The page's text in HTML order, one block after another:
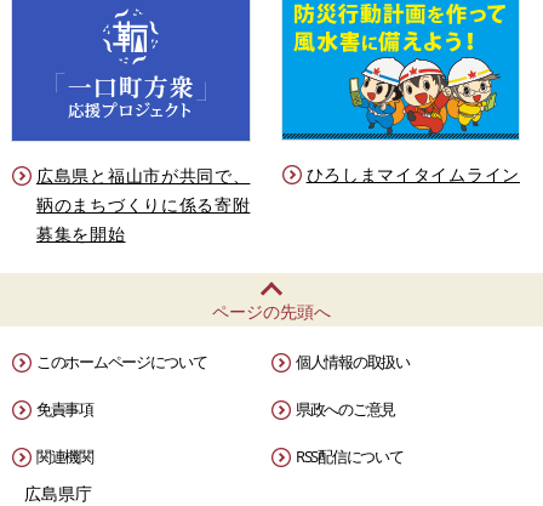
広島県と福山市が共同で、
鞆のまちづくりに係る寄附
募集を開始
ひろしまマイタイムライン
ページの先頭へ
このホームページについて 個人情報の取扱い
免責事項 県政へのご意見
関連機関 RSS配信について
広島県庁